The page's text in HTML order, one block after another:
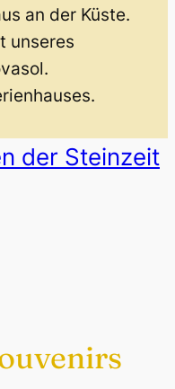
an der Küste.
unseres
der Steinzeit